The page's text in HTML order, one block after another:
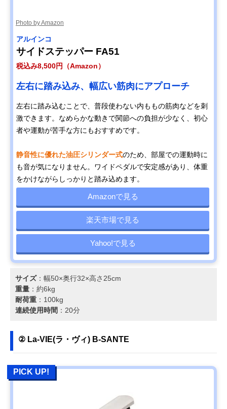
Photo by Amazon
アルインコ
サイドステッパー FA51
税込み8,500円（Amazon）
左右に踏み込み、幅広い筋肉にアプローチ
左右に踏み込むことで、普段使わない内ももの筋肉などを刺
激できます。なめらかな動きで関節への負担が少なく、初心
者や運動が苦手な方にもおすすめです。
静音性に優れた油圧シリンダー式のため、部屋での運動時に
も音が気になりません。ワイドペダルで安定感があり、体重
をかけながらしっかりと踏み込めます。
Amazonで見る
楽天市場で見る
Yahoo!で見る
サイズ：幅50×奥行32×高さ25cm
重量 ：約6kg
耐荷重 ：100kg
連続使用時間 ：20分
② La-VIE(ラ・ヴィ) B-SANTE
PICK UP!